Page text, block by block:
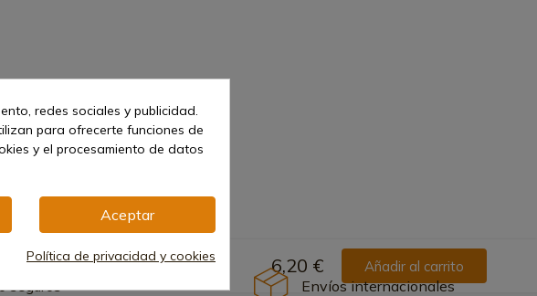
6,20 € Añadir al carrito
seguros Envíos internacionales
redes sociales y publicidad.
para ofrecerte funciones de
y el procesamiento de datos
Aceptar
Política de privacidad y cookies